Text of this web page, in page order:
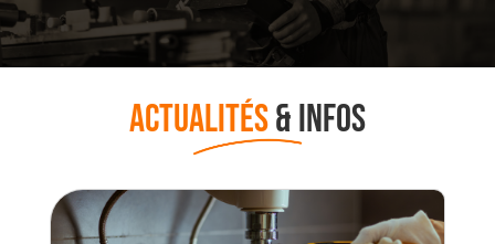
ACTUALITÉS& INFOS